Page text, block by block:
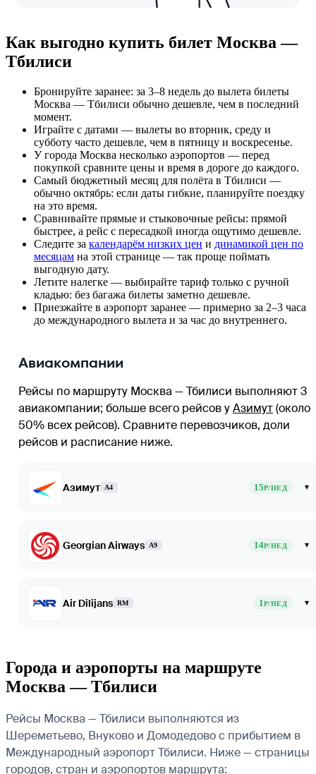
Как выгодно купить билет Москва —
Тбилиси
Бронируйте заранее: за 3–8 недель до вылета билеты
Москва — Тбилиси обычно дешевле, чем в последний
момент.
Играйте с датами — вылеты во вторник, среду и
субботу часто дешевле, чем в пятницу и воскресенье.
У города Москва несколько аэропортов — перед
покупкой сравните цены и время в дороге до каждого.
Самый бюджетный месяц для полёта в Тбилиси —
обычно октябрь: если даты гибкие, планируйте поездку
на это время.
Сравнивайте прямые и стыковочные рейсы: прямой
быстрее, а рейс с пересадкой иногда ощутимо дешевле.
Следите за календарём низких цен и динамикой цен по
месяцам на этой странице — так проще поймать
выгодную дату.
Летите налегке — выбирайте тариф только с ручной
кладью: без багажа билеты заметно дешевле.
Приезжайте в аэропорт заранее — примерно за 2–3 часа
до международного вылета и за час до внутреннего.
Авиакомпании
Рейсы по маршруту Москва — Тбилиси выполняют 3
авиакомпании; больше всего рейсов уАзимут(около
50% всех рейсов). Сравните перевозчиков, доли
рейсов и расписание ниже.
Азимут A4 15Р/НЕД ▾
Georgian Airways A9 14Р/НЕД ▾
Air Dilijans RM 1Р/НЕД ▾
Города и аэропорты на маршруте
Москва — Тбилиси
Рейсы Москва — Тбилиси выполняются из
Шереметьево, Внуково и Домодедово с прибытием в
Международный аэропорт Тбилиси. Ниже — страницы
городов, стран и аэропортов маршрута: